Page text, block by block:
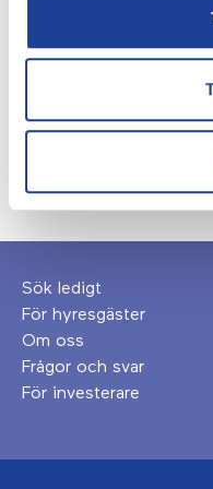
Trianon års- och
Pressmeddelande
Sök ledigt
För hyresgäster
Om oss
Frågor och svar
För investerare